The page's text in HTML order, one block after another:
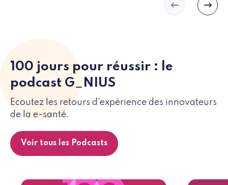
Slide
100 jours pour réussir : le
podcast G_NIUS
Ecoutez les retours d'expérience des innovateurs
de la e-santé.
Voir tous les Podcasts